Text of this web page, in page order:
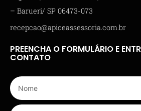
– Barueri/ SP 06473-073
recepcao@apiceassessoria.com.br
PREENCHA O FORMULÁRIO E
CONTATO